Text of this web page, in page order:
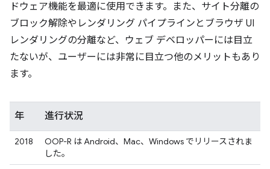
ドウェア機能を最適に使用できます。また、サイト分離の
ブロック解除やレンダリング パイプラインとブラウザ UI
レンダリングの分離など、ウェブ デベロッパーには目立
たないが、ユーザーには非常に目立つ他のメリットもあり
ます。
年 進行状況
2018
OOP-R は Android、Mac、Windows でリリースされま
した。